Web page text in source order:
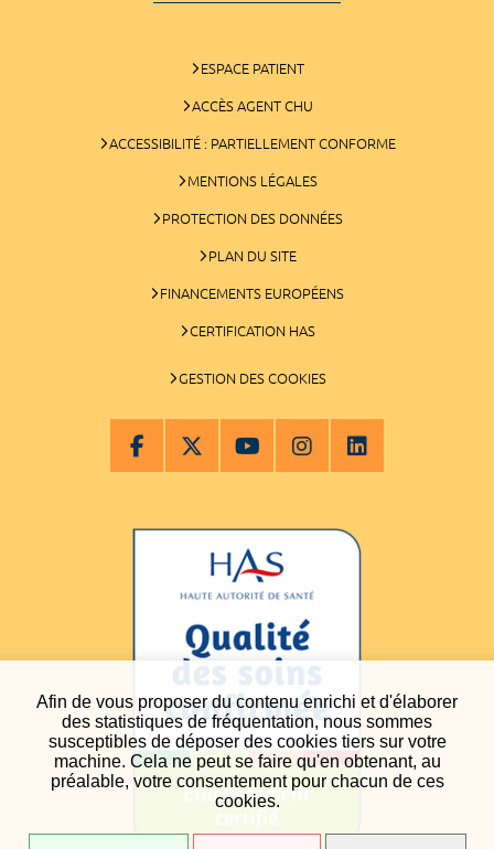
Afin de vous proposer du contenu enrichi et d'élaborer
des statistiques de fréquentation, nous sommes
susceptibles de déposer des cookies tiers sur votre
machine. Cela ne peut se faire qu'en obtenant, au
préalable, votre consentement pour chacun de ces
cookies.
ESPACE PATIENT
ACCÈS AGENT CHU
ACCESSIBILITÉ : PARTIELLEMENT CONFORME
MENTIONS LÉGALES
PROTECTION DES DONNÉES
PLAN DU SITE
FINANCEMENTS EUROPÉENS
CERTIFICATION HAS
GESTION DES COOKIES